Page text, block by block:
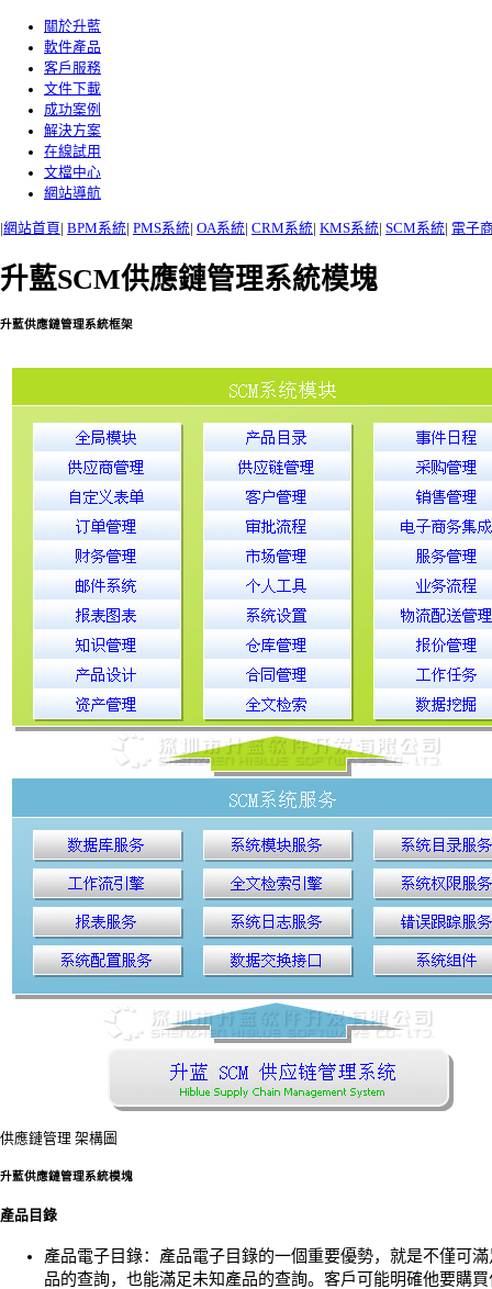
關於升藍
軟件產品
客戶服務
文件下載
成功案例
解決方案
在線試用
文檔中心
網站導航
|網站首頁| BPM系統| PMS系統| OA系統| CRM系統| KMS系統| SCM系統| 電子
升藍SCM供應鏈管理系統模塊
升藍供應鏈管理系統框架
供應鏈管理 架構圖
升藍供應鏈管理系統模塊
產品目錄
產品電子目錄：產品電子目錄的一個重要優勢，就是不僅可
品的查詢，也能滿足未知產品的查詢。客戶可能明確他要購